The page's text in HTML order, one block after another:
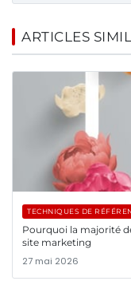
ARTICLES
TECHNIQUES DE
Pourquoi la majorité
site marketing
27 mai 2026